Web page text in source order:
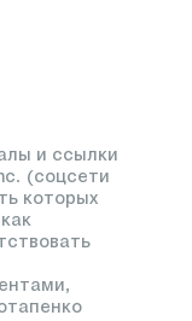
и ссылки
(соцсети
которых